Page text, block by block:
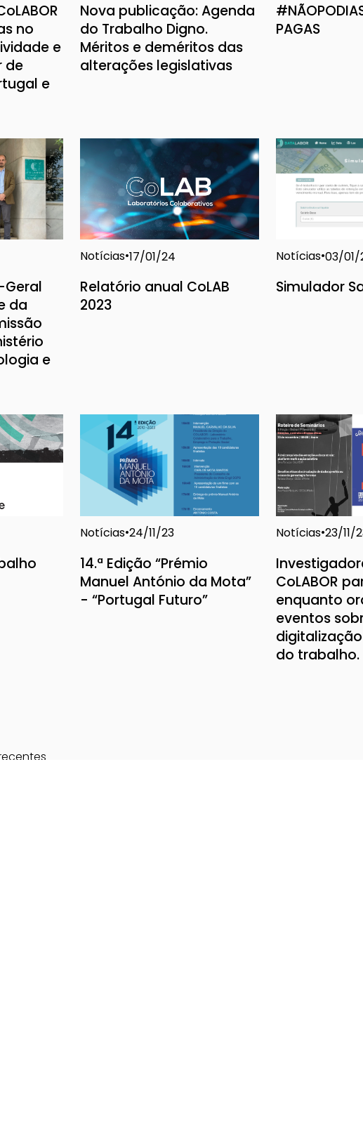
no
e
de
e
Nova publicação: Agenda
do Trabalho Digno.
Méritos e deméritos das
alterações legislativas
PAGAS
Geral
da
e
Notícias 17/01/24
Relatório anual CoLAB
2023
Notícias 03/01/
Simulador
Notícias 24/11/23
14.ª Edição “Prémio
Manuel António da Mota”
- “Portugal Futuro”
Notícias 23/11/
CoLABOR
enquanto
eventos
do trabalho.